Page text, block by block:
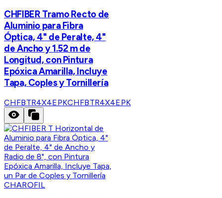
CHFIBER Tramo Recto de
Aluminio para Fibra
Óptica, 4" de Peralte, 4"
de Ancho y 1.52 m de
Longitud, con Pintura
Epóxica Amarilla, Incluye
Tapa, Coples y Tornillería
CHFBTR4X4EPKCHFBTR4X4EPK
CHAROFIL